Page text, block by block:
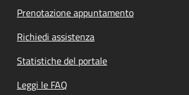
Prenotazione appuntamento
Richiedi assistenza
Statistiche del portale
Leggi le FAQ